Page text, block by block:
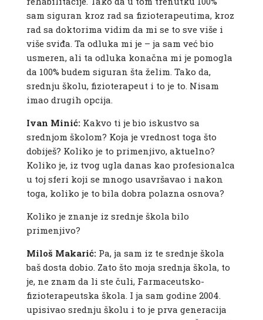
sam siguran kroz rad sa fizioterapeutima, kroz
rad sa doktorima vidim da mi se to sve više i
više sviđa. Ta odluka mi je – ja sam već bio
usmeren, ali ta odluka konačna mi je pomogla
da 100% budem siguran šta želim. Tako da,
srednju školu, fizioterapeut i to je to. Nisam
imao drugih opcija.
Ivan Minić:Kakvo ti je bio iskustvo sa
srednjom školom? Koja je vrednost toga što
dobiješ? Koliko je to primenjivo, aktuelno?
Koliko je, iz tvog ugla danas kao profesionalca
u toj sferi koji se mnogo usavršavao i nakon
toga, koliko je to bila dobra polazna osnova?
Koliko je znanje iz srednje škola bilo
primenjivo?
Miloš Makarić:Pa, ja sam iz te srednje škola
baš dosta dobio. Zato što moja srednja škola, to
je, ne znam da li ste čuli, Farmaceutsko-
fizioterapeutska škola. I ja sam godine 2004.
upisivao srednju školu i to je prva generacija